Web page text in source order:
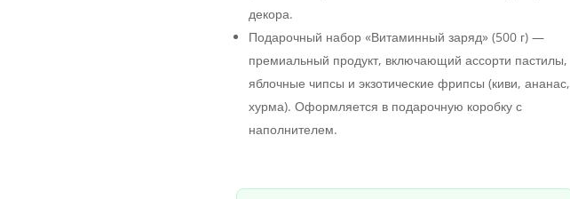
декора.
Подарочный набор «Витаминный заряд» (500 г) —
премиальный продукт, включающий ассорти пастилы,
яблочные чипсы и экзотические фрипсы (киви, ананас,
хурма). Оформляется в подарочную коробку с
наполнителем.